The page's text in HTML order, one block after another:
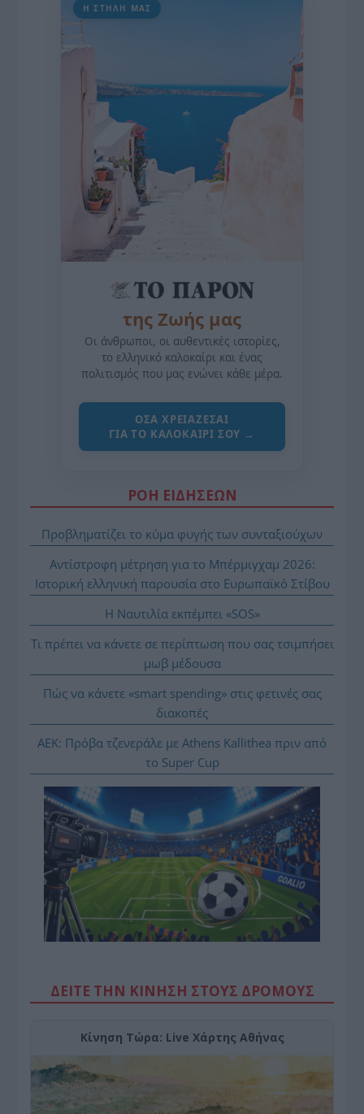
Η ΣΤΗΛΗ ΜΑΣ
της Ζωής μας
Οι άνθρωποι, οι αυθεντικές ιστορίες,
το ελληνικό καλοκαίρι και ένας
πολιτισμός που μας ενώνει κάθε μέρα.
ΌΣΑ ΧΡΕΙΆΖΕΣΑΙ
ΓΙΑ ΤΟ ΚΑΛΟΚΑΊΡΙ ΣΟΥ →
ΡΟΗ ΕΙΔΗΣΕΩΝ
Προβληματίζει το κύμα φυγής των συνταξιούχων
Αντίστροφη μέτρηση για το Μπέρμιγχαμ 2026:
Ιστορική ελληνική παρουσία στο Ευρωπαϊκό Στίβου
Η Ναυτιλία εκπέμπει «SOS»
Τι πρέπει να κάνετε σε περίπτωση που σας τσιμπήσει
μωβ μέδουσα
Πώς να κάνετε «smart spending» στις φετινές σας
διακοπές
ΑΕΚ: Πρόβα τζενεράλε με Athens Kallithea πριν από
το Super Cup
ΔΕΙΤΕ ΤΗΝ ΚΙΝΗΣΗ ΣΤΟΥΣ ΔΡΌΜΟΥΣ
Κίνηση Τώρα: Live Χάρτης Αθήνας